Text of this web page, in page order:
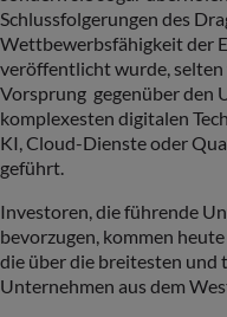
Schlussfolgerungen des
Wettbewerbsfähigkeit der
veröffentlicht wurde, selten
Vorsprung gegenüber den
komplexesten digitalen
KI, Cloud-Dienste oder
geführt.
Investoren, die führende
bevorzugen, kommen
die über die breitesten und
Unternehmen aus dem